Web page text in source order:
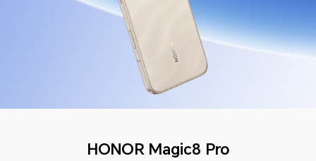
HONOR Magic8 Pro